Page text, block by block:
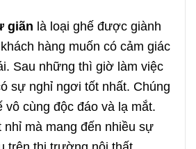
giãn là loại ghế được giành
hàng muốn có cảm giác
Sau những thì giờ làm việc
sự nghỉ ngơi tốt nhất. Chúng
vô cùng độc đáo và lạ mắt.
mà mang đến nhiều sự